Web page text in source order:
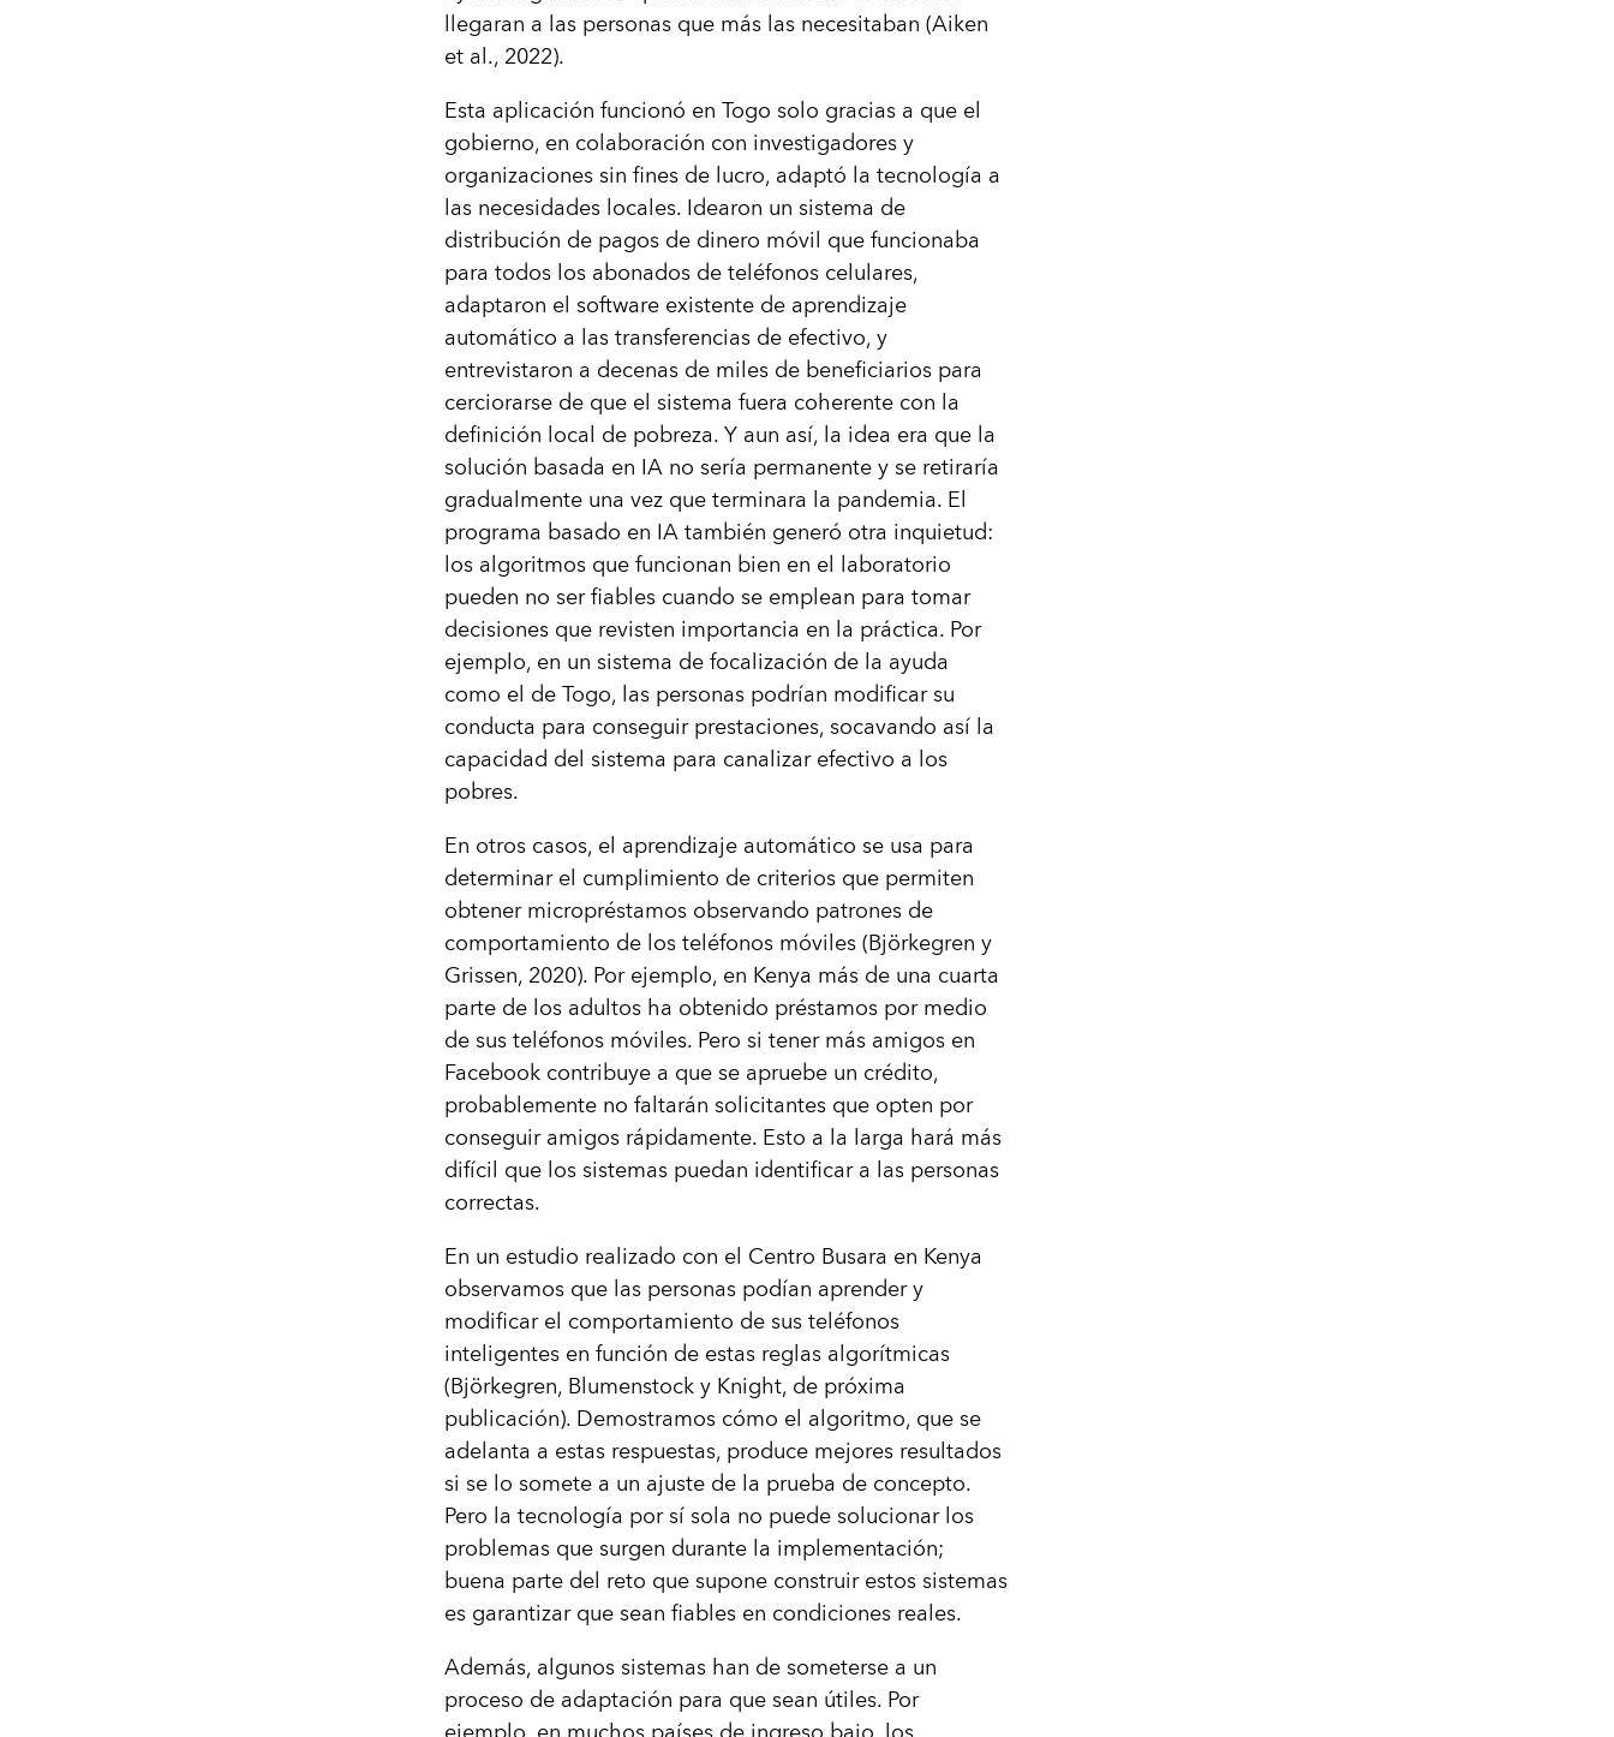
llegaran a las personas que más las necesitaban (Aiken
et al., 2022).
Esta aplicación funcionó en Togo solo gracias a que el
gobierno, en colaboración con investigadores y
organizaciones sin fines de lucro, adaptó la tecnología a
las necesidades locales. Idearon un sistema de
distribución de pagos de dinero móvil que funcionaba
para todos los abonados de teléfonos celulares,
adaptaron el software existente de aprendizaje
automático a las transferencias de efectivo, y
entrevistaron a decenas de miles de beneficiarios para
cerciorarse de que el sistema fuera coherente con la
definición local de pobreza. Y aun así, la idea era que la
solución basada en IA no sería permanente y se retiraría
gradualmente una vez que terminara la pandemia. El
programa basado en IA también generó otra inquietud:
los algoritmos que funcionan bien en el laboratorio
pueden no ser fiables cuando se emplean para tomar
decisiones que revisten importancia en la práctica. Por
ejemplo, en un sistema de focalización de la ayuda
como el de Togo, las personas podrían modificar su
conducta para conseguir prestaciones, socavando así la
capacidad del sistema para canalizar efectivo a los
pobres.
En otros casos, el aprendizaje automático se usa para
determinar el cumplimiento de criterios que permiten
obtener micropréstamos observando patrones de
comportamiento de los teléfonos móviles (Björkegren y
Grissen, 2020). Por ejemplo, en Kenya más de una cuarta
parte de los adultos ha obtenido préstamos por medio
de sus teléfonos móviles. Pero si tener más amigos en
Facebook contribuye a que se apruebe un crédito,
probablemente no faltarán solicitantes que opten por
conseguir amigos rápidamente. Esto a la larga hará más
difícil que los sistemas puedan identificar a las personas
correctas.
En un estudio realizado con el Centro Busara en Kenya
observamos que las personas podían aprender y
modificar el comportamiento de sus teléfonos
inteligentes en función de estas reglas algorítmicas
(Björkegren, Blumenstock y Knight, de próxima
publicación). Demostramos cómo el algoritmo, que se
adelanta a estas respuestas, produce mejores resultados
si se lo somete a un ajuste de la prueba de concepto.
Pero la tecnología por sí sola no puede solucionar los
problemas que surgen durante la implementación;
buena parte del reto que supone construir estos sistemas
es garantizar que sean fiables en condiciones reales.
Además, algunos sistemas han de someterse a un
proceso de adaptación para que sean útiles. Por